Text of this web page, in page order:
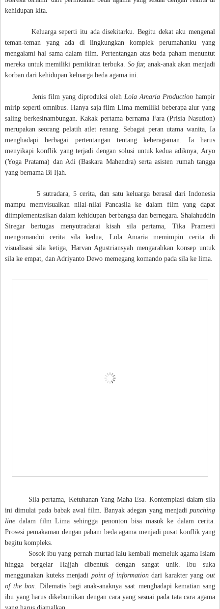
kehidupan kita.
Keluarga seperti itu ada disekitarku. Begitu dekat aku mengenal
teman-teman yang ada di lingkungkan komplek perumahanku yang
mengalami hal sama dalam film. Pertentangan atas beda paham menuntut
mereka untuk memiliki pemikiran terbuka. So far, anak-anak akan menjadi
korban dari kehidupan keluarga beda agama ini.
Jenis film yang diproduksi oleh Lola Amaria Productionhampir
mirip seperti omnibus. Hanya saja film Lima memiliki beberapa alur yang
saling berkesinambungan. Kakak pertama bernama Fara (Prisia Nasution)
merupakan seorang pelatih atlet renang. Sebagai peran utama wanita, Ia
menghadapi berbagai pertentangan tentang keberagaman. Ia harus
menyikapi konflik yang terjadi dengan solusi untuk kedua adiknya, Aryo
(Yoga Pratama) dan Adi (Baskara Mahendra) serta asisten rumah tangga
yang bernama Bi Ijah.
5 sutradara, 5 cerita, dan satu keluarga berasal dari Indonesia
mampu memvisualkan nilai-nilai Pancasila ke dalam film yang dapat
diimplementasikan dalam kehidupan berbangsa dan bernegara. Shalahuddin
Siregar bertugas menyutradarai kisah sila pertama, Tika Pramesti
mengomandoi cerita sila kedua, Lola Amaria memimpin cerita di
visualisasi sila ketiga, Harvan Agustriansyah mengarahkan konsep untuk
sila ke empat, dan Adriyanto Dewo memegang komando pada sila ke lima.
Sila pertama, Ketuhanan Yang Maha Esa. Kontemplasi dalam sila
ini dimulai pada babak awal film. Banyak adegan yang menjadi punching
line dalam film Lima sehingga penonton bisa masuk ke dalam cerita.
Prosesi pemakaman dengan paham beda agama menjadi pusat konflik yang
begitu kompleks.
Sosok ibu yang pernah murtad lalu kembali memeluk agama Islam
hingga bergelar Hajjah dibentuk dengan sangat unik. Ibu suka
menggunakan kuteks menjadi point of informationdari karakter yangout
of the box . Dilematis bagi anak-anaknya saat menghadapi kematian sang
ibu yang harus dikebumikan dengan cara yang sesuai pada tata cara agama